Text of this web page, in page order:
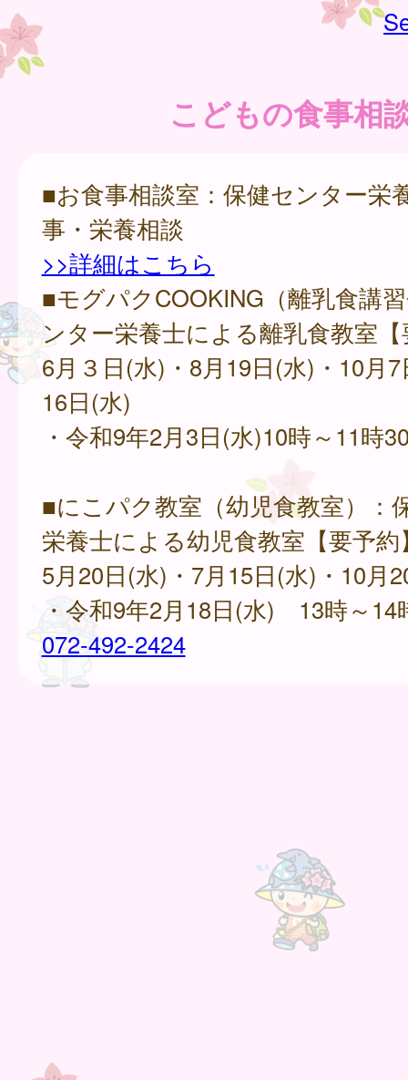
こどもの食事相
■お食事相談室：保健センター栄
事・栄養相談
>>詳細はこちら
■モグパクCOOKING（離乳食講
ンター栄養士による離乳食教室
6月３日(水)・8月19日(水)・10月
16日(水)
・令和9年2月3日(水)10時～11時
■にこパク教室（幼児食教室）：
栄養士による幼児食教室【要予約
5月20日(水)・7月15日(水)・10月
・令和9年2月18日(水) 13時～14
072-492-2424